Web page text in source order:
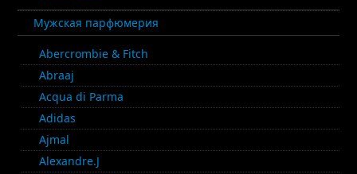
Мужская парфюмерия
Abercrombie & Fitch
Abraaj
Acqua di Parma
Adidas
Ajmal
Alexandre.J